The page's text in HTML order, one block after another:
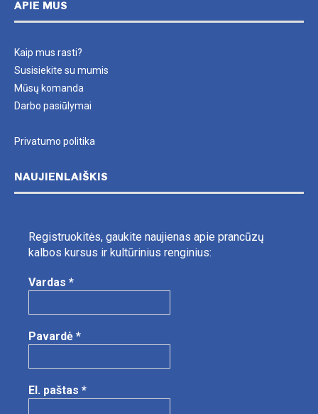
APIE MUS
Kaip mus rasti?
Susisiekite su mumis
Mūsų komanda
Darbo pasiūlymai
Privatumo politika
NAUJIENLAIŠKIS
Registruokitės, gaukite naujienas apie prancūzų
kalbos kursus ir kultūrinius renginius:
Vardas *
Pavardė *
El. paštas *